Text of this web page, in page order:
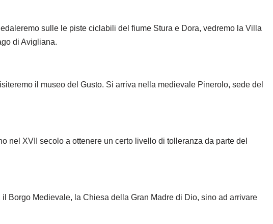
sulle le piste ciclabili del fiume Stura e Dora, vedremo la Villa
di Avigliana.
il museo del Gusto. Si arriva nella medievale Pinerolo, sede del
nel XVII secolo a ottenere un certo livello di tolleranza da parte del
Borgo Medievale, la Chiesa della Gran Madre di Dio, sino ad arrivare